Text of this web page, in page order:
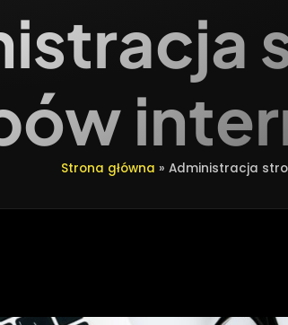
Strona główna » Administracja